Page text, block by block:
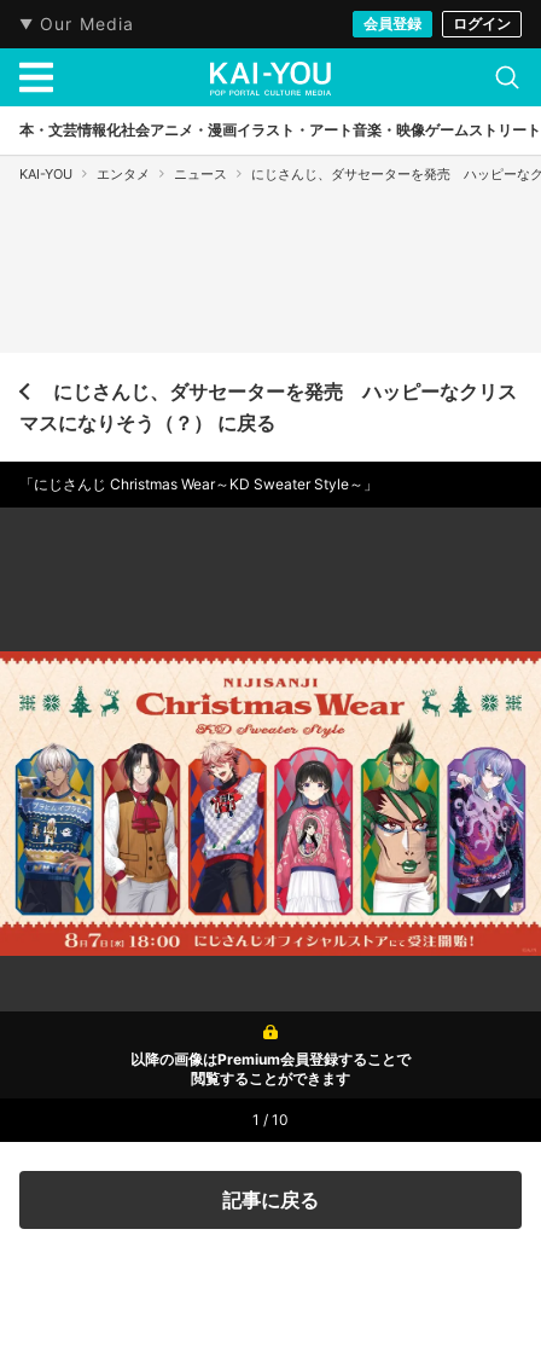
Our Media 会員登録 ログイン
本・文芸情報化社会アニメ・漫画イラスト・アート音楽・映像ゲームストリート
KAI-YOU エンタメ ニュース にじさんじ、ダサセーターを発売 ハッピーな
にじさんじ、ダサセーターを発売 ハッピーなクリス
マスになりそう（？） に戻る
「にじさんじ Christmas Wear～KD Sweater Style～」
以降の画像はPremium会員登録することで
閲覧することができます
1 / 10
記事に戻る